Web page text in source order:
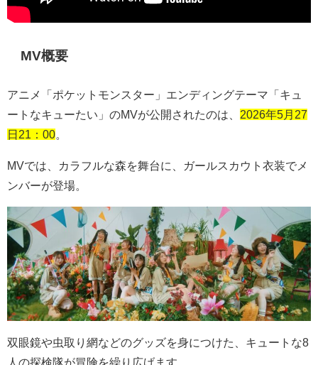
MV概要
アニメ「ポケットモンスター」エンディングテーマ「キュ
ートなキューたい」のMVが公開されたのは、 2026年5月27
日21：00
MVでは、カラフルな森を舞台に、ガールスカウト衣装でメ
ンバーが登場。
双眼鏡や虫取り網などのグッズを身につけた、キュートな8
人の探検隊が冒険を繰り広げます。